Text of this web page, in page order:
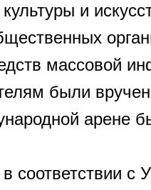
и
массовой
были
арене
соответствии с